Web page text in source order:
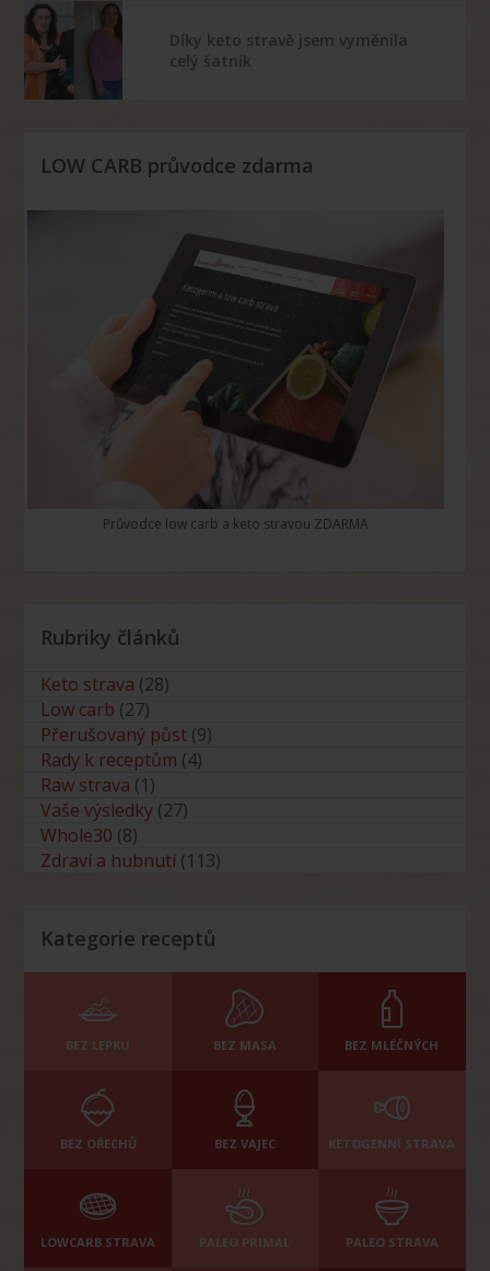
Díky keto stravě jsem vyměnila
celý šatník
LOW CARB průvodce zdarma
Průvodce low carb a keto stravou ZDARMA
Rubriky článků
Keto strava (28)
Low carb (27)
Přerušovaný půst (9)
Rady k receptům (4)
Raw strava (1)
Vaše výsledky (27)
Whole30 (8)
Zdraví a hubnutí (113)
Kategorie receptů
BEZ LEPKU BEZ MASA BEZ MLÉČNÝCH
BEZ OŘECHŮ BEZ VAJEC KETOGENNÍ STRAVA
LOWCARB STRAVA PALEO PRIMAL PALEO STRAVA